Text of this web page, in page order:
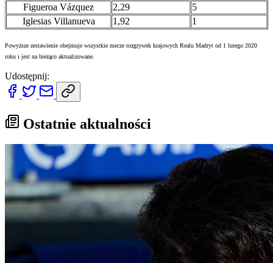
Figueroa Vázquez
2,29
5
Iglesias Villanueva
1,92 1
Powyższe zestawienie obejmuje wszystkie mecze rozgrywek krajowych Realu Madryt od 1 lutego 2020
roku i jest na bieżąco aktualizowane.
Udostępnij:
Ostatnie aktualności